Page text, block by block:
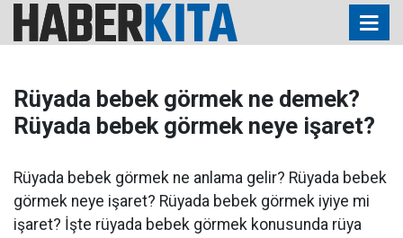
Rüyada bebek görmek ne demek?
Rüyada bebek görmek neye işaret?
Rüyada bebek görmek ne anlama gelir? Rüyada bebek
görmek neye işaret? Rüyada bebek görmek iyiye mi
işaret? İşte rüyada bebek görmek konusunda rüya